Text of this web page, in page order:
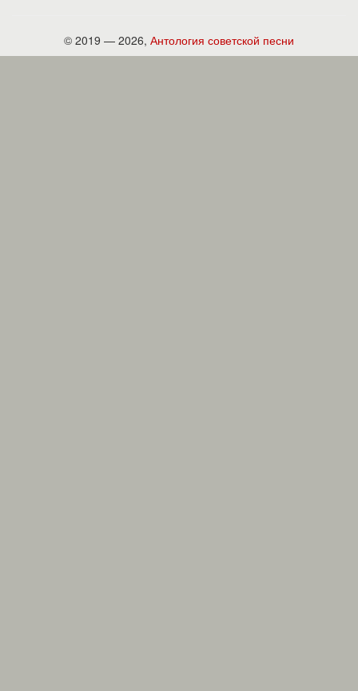
© 2019 — 2026, Антология советской песни